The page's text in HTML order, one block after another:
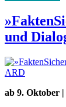
und
ab 9. Oktober